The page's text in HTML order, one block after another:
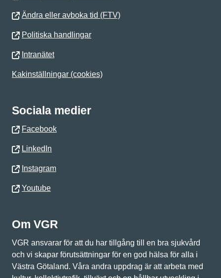
Ändra eller avboka tid (FTV)
Politiska handlingar
Intranätet
Kakinställningar (cookies)
Sociala medier
Facebook
LinkedIn
Instagram
Youtube
Om VGR
VGR ansvarar för att du har tillgång till en bra sjukvård
och vi skapar förutsättningar för en god hälsa för alla i
Västra Götaland. Våra andra uppdrag är att arbeta med